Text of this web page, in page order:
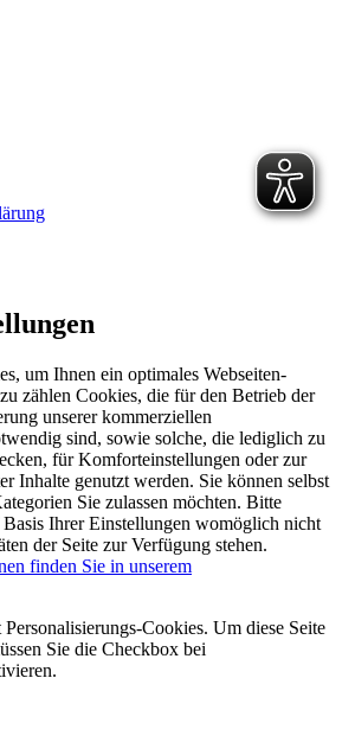
Uhr
um Ihnen ein optimales Webseiten-
zählen Cookies, die für den Betrieb der
unserer kommerziellen
sind, sowie solche, die lediglich zu
für Komforteinstellungen oder zur
Inhalte genutzt werden. Sie können selbst
Sie zulassen möchten. Bitte
Basis Ihrer Einstellungen womöglich nicht
der Seite zur Verfügung stehen.
finden Sie in unserem
Cookies. Um diese Seite
Sie die Checkbox bei